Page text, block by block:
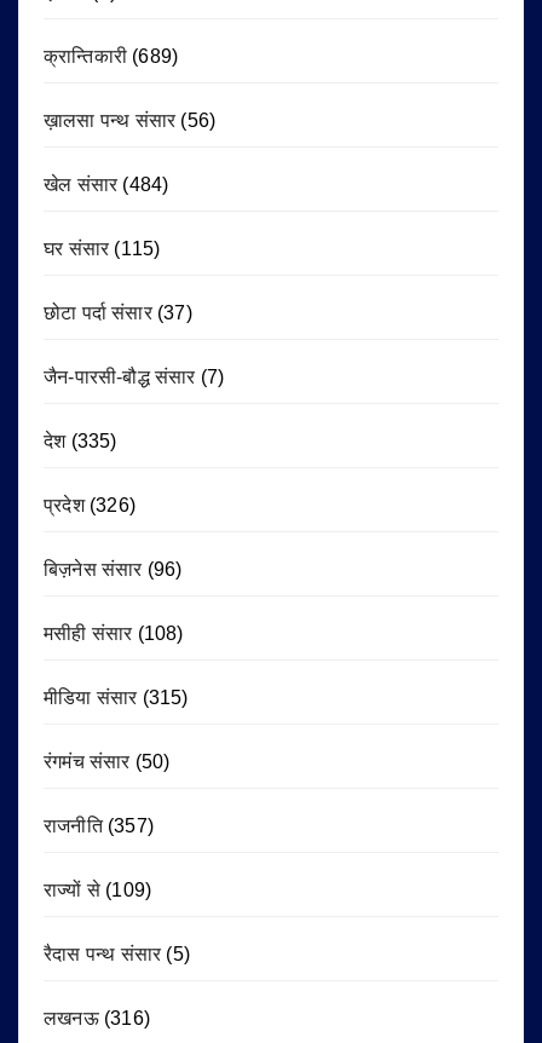
क्रान्तिकारी (689)
ख़ालसा पन्थ संसार (56)
खेल संसार (484)
घर संसार (115)
छोटा पर्दा संसार(37)
जैन-पारसी-बौद्ध संसार (7)
देश(335)
प्रदेश(326)
बिज़नेस संसार (96)
मसीही संसार (108)
मीडिया संसार (315)
रंगमंच संसार (50)
राजनीति(357)
राज्यों से (109)
रैदास पन्थ संसार (5)
लखनऊ(316)